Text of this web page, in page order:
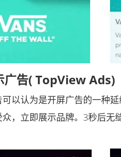
广告( TopView Ads)
认为是开屏广告的一种延
，立即展示品牌。3秒后